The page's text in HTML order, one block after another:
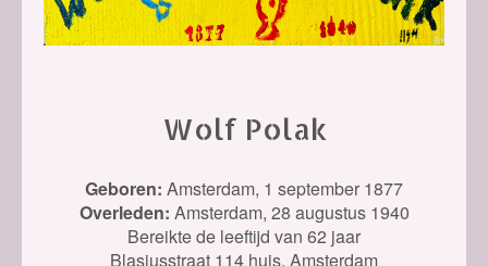
Wolf Polak
Geboren: Amsterdam, 1 september 1877
Overleden: Amsterdam, 28 augustus 1940
Bereikte de leeftijd van 62 jaar
Blasiusstraat 114 huis, Amsterdam